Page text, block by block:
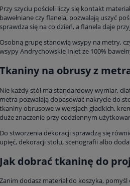
Przy szyciu pościeli liczy się kontakt
bawełniane czy flanela, pozwalają uszyć
sprawdza się na co dzień, a flanela daje
Osobną grupę stanowią wsypy na metry,
wsypy Andrychowskie Inlet ze 100%
Tkaniny na obrusy z
Nie każdy stół ma standardowy wymiar,
metra pozwalają dopasować nakrycie do
tkaniny obrusowe w wersjach gładkich,
duże znaczenie przy codziennym
Do stworzenia dekoracji sprawdzą się
upięć, dekoracji stołu, scenografii albo
Jak dobrać tkaninę do
Zanim dodasz materiał do koszyka,